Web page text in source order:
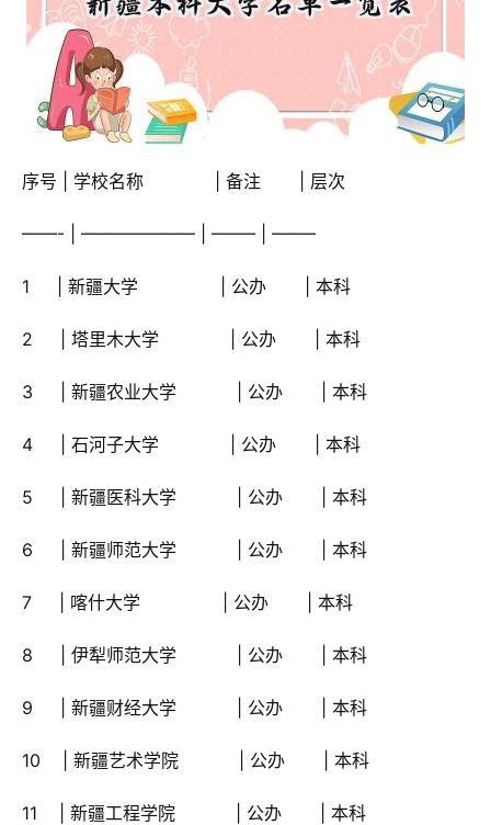
序号 | 学校名称             | 备注       | 层次
——- | ——————– | ——– | ——–
1     | 新疆大学               | 公办       | 本科
2     | 塔里木大学             | 公办       | 本科
3     | 新疆农业大学           | 公办       | 本科
4     | 石河子大学             | 公办       | 本科
5     | 新疆医科大学           | 公办       | 本科
6     | 新疆师范大学           | 公办       | 本科
7     | 喀什大学               | 公办       | 本科
8     | 伊犁师范大学           | 公办       | 本科
9     | 新疆财经大学           | 公办       | 本科
10    | 新疆艺术学院           | 公办       | 本科
11    | 新疆工程学院           | 公办       | 本科